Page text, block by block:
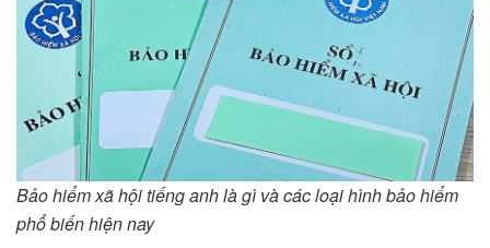
Bảo hiểm xã hội tiếng anh là gì và các loại hình bảo hiểm
phổ biến hiện nay